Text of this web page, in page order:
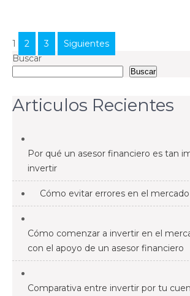
Paginación
de
entradas
1 2 3
Siguientes
Buscar
Buscar
Articulos Recientes
Por qué un asesor financiero es tan
invertir
Cómo evitar errores en el
Cómo comenzar a invertir en el
con el apoyo de un asesor financiero
Comparativa entre invertir por tu